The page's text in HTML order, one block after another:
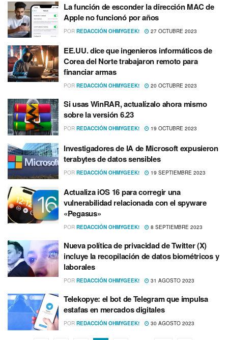
La función de esconder la dirección MAC de
Apple no funcionó por años
POR REDACCIÓN OHMYGEEK! 27 OCTUBRE 2023
EE.UU. dice que ingenieros informáticos de
Corea del Norte trabajaron remoto para
financiar armas
POR REDACCIÓN OHMYGEEK! 20 OCTUBRE 2023
Si usas WinRAR, actualízalo ahora mismo
sobre la versión 6.23
POR REDACCIÓN OHMYGEEK! 19 OCTUBRE 2023
Investigadores de IA de Microsoft expusieron
terabytes de datos sensibles
POR REDACCIÓN OHMYGEEK! 19 SEPTIEMBRE 2023
Actualiza iOS 16 para corregir una
vulnerabilidad relacionada con el spyware
«Pegasus»
POR REDACCIÓN OHMYGEEK! 8 SEPTIEMBRE 2023
Nueva política de privacidad de Twitter (X)
incluye la recopilación de datos biométricos y
laborales
POR REDACCIÓN OHMYGEEK! 31 AGOSTO 2023
Telekopye: el bot de Telegram que impulsa
estafas en mercados digitales
POR REDACCIÓN OHMYGEEK! 30 AGOSTO 2023